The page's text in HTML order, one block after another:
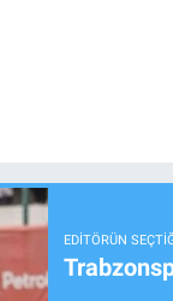
EDITÖRÜN